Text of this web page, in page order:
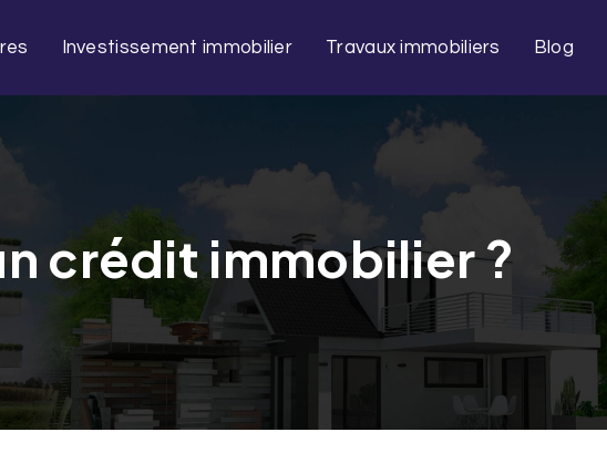
Investissement immobilier Travaux immobiliers Blog
crédit immobilier ?